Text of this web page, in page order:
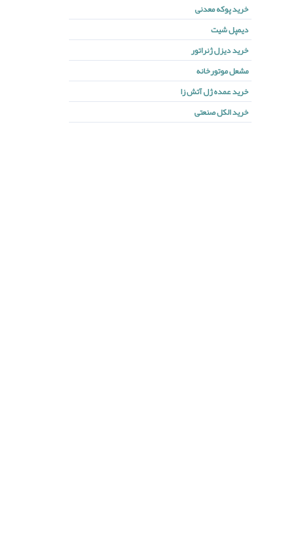
خرید پوکه معدنی
دیمپل شیت
خرید دیزل ژنراتور
مشعل موتورخانه
خرید عمده ژل آتش زا
خرید الکل صنعتی